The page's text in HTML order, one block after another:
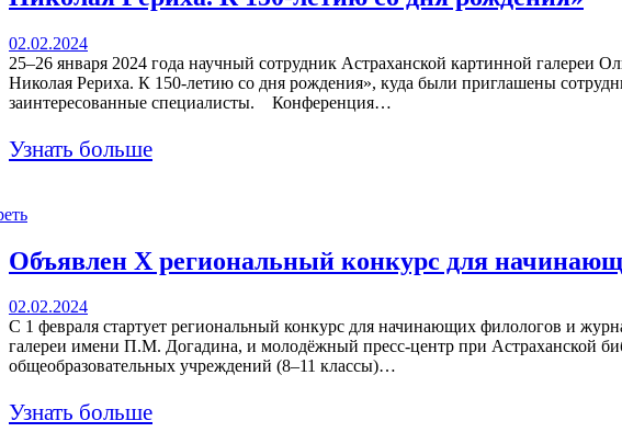
02.02.2024
25–26 января 2024 года научный сотрудник Астраханской картинной
Николая Рериха. К 150-летию со дня рождения», куда были приглашены
заинтересованные специалисты. Конференция…
Узнать больше
Объявлен X региональный конкурс для
02.02.2024
С 1 февраля стартует региональный конкурс для начинающих филологов и
галереи имени П.М. Догадина, и молодёжный пресс-центр при Астраханской
общеобразовательных учреждений (8–11 классы)…
Узнать больше